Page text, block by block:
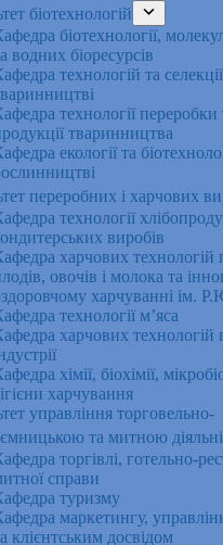
біотехнологій
біотехнології,
водних біоресурсів
технологій та
технології переробки
тваринництва
екології та
переробних і харчових
технології
виробів
харчових технологій
овочів і молока та
харчуванні ім.
технології м’яса
харчових технологій
хімії, біохімії,
харчування
управління торговельно-
та митною
торгівлі, готельно-
справи
туризму
маркетингу,
клієнтським досвідом